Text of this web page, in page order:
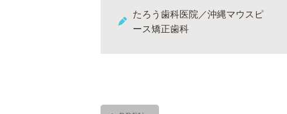
たろう歯科医院／沖縄マウスピ
ース矯正歯科